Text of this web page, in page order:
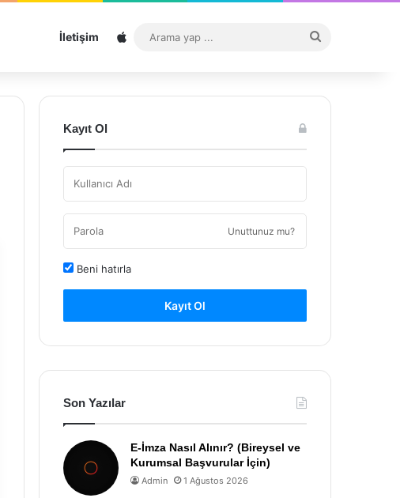
İletişim Sitemap
...
Kayıt Ol
Unuttunuz mu?
Beni hatırla
Kayıt Ol
Son Yazılar
E-İmza Nasıl Alınır? (Bireysel ve
Kurumsal Başvurular İçin)
Admin 1 Ağustos 2026